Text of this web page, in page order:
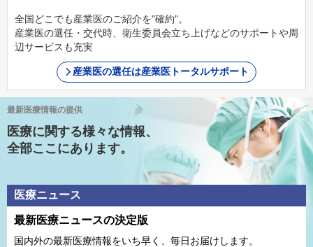
全国どこでも産業医のご紹介を"確約"。
産業医の選任・交代時、衛生委員会立ち上げなどのサポートや周
辺サービスも充実
産業医の選任は産業医トータルサポート
最新医療情報の提供
医療に関する様々な情報、
全部ここにあります。
医療ニュース
最新医療ニュースの決定版
国内外の最新医療情報をいち早く、毎日お届けします。